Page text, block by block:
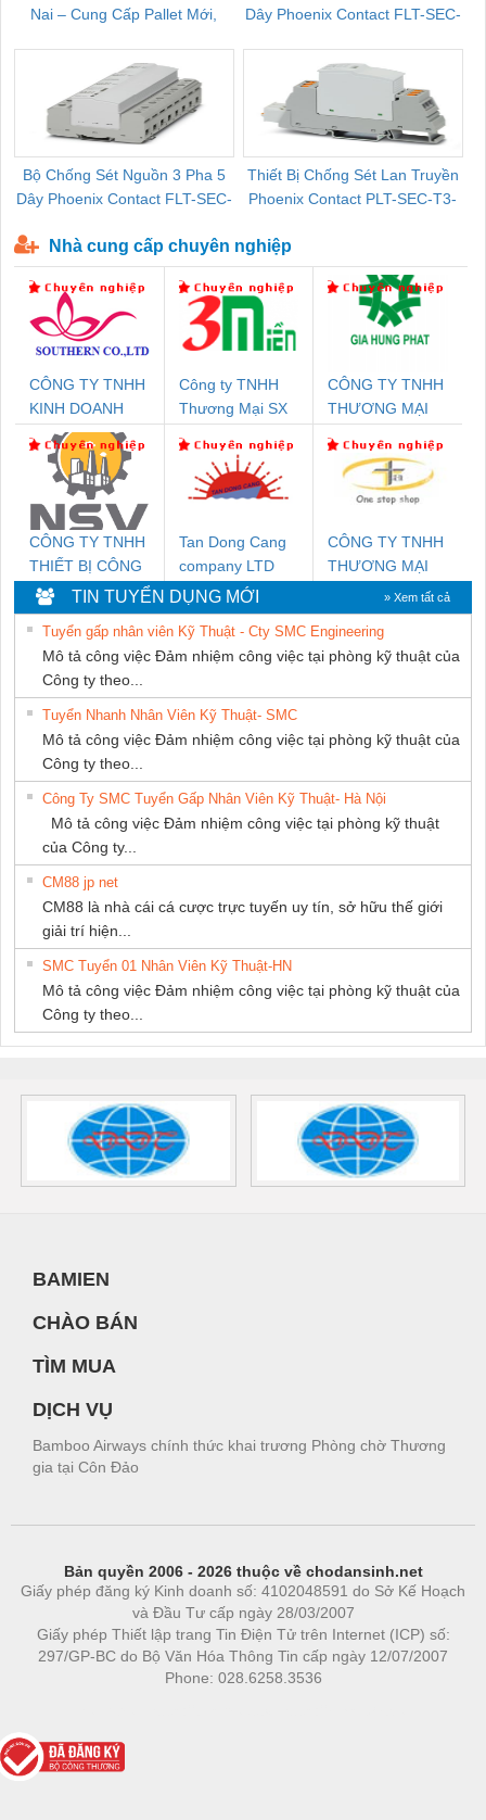
Nai – Cung Cấp Pallet Mới,
Dây Phoenix Contact FLT-SEC-
Bộ Chống Sét Nguồn 3 Pha 5
Dây Phoenix Contact FLT-SEC-
Thiết Bị Chống Sét Lan Truyền
Phoenix Contact PLT-SEC-T3-
Nhà cung cấp chuyên nghiệp
CÔNG TY TNHH
KINH DOANH
DỊCH VỤ XNK
PHƯƠNG NAM
Công ty TNHH
Thương Mại SX
CÔNG TY TNHH
THƯƠNG MẠI
THUẬT ĐIỆN CƠ
GIA HƯNG
PHÁT
CÔNG TY TNHH
THIẾT BỊ CÔNG
NGHIỆP NIHON
SETSUBI VIỆT
NAM
Tan Dong Cang
company LTD
CÔNG TY TNHH
THƯƠNG MẠI
THIÊN ÂN VIỆT
NAM
TIN TUYỂN DỤNG MỚI » Xem tất cả
Tuyển gấp nhân viên Kỹ Thuật - Cty SMC Engineering
Mô tả công việc Đảm nhiệm công việc tại phòng kỹ thuật của
Công ty theo...
Tuyển Nhanh Nhân Viên Kỹ Thuật- SMC
Mô tả công việc Đảm nhiệm công việc tại phòng kỹ thuật của
Công ty theo...
Công Ty SMC Tuyển Gấp Nhân Viên Kỹ Thuật- Hà Nội
Mô tả công việc Đảm nhiệm công việc tại phòng kỹ thuật
của Công ty...
CM88 jp net
CM88 là nhà cái cá cược trực tuyến uy tín, sở hữu thế giới
giải trí hiện...
SMC Tuyển 01 Nhân Viên Kỹ Thuật-HN
Mô tả công việc Đảm nhiệm công việc tại phòng kỹ thuật của
Công ty theo...
BAMIEN
CHÀO BÁN
TÌM MUA
DỊCH VỤ
Bamboo Airways chính thức khai trương Phòng chờ Thương
gia tại Côn Đảo
Bản quyền 2006 - 2026 thuộc về chodansinh.net
Giấy phép đăng ký Kinh doanh số: 4102048591 do Sở Kế Hoạch
và Đầu Tư cấp ngày 28/03/2007
Giấy phép Thiết lập trang Tin Điện Tử trên Internet (ICP) số:
297/GP-BC do Bộ Văn Hóa Thông Tin cấp ngày 12/07/2007
Phone: 028.6258.3536